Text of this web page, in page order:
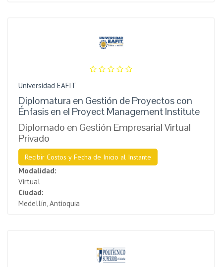
Universidad EAFIT
Diplomatura en Gestión de Proyectos con
Énfasis en el Proyect Management Institute
Diplomado en Gestión Empresarial Virtual
Privado
Recibir Costos y Fecha de Inicio al Instante
Modalidad:
Virtual
Ciudad:
Medellín, Antioquia